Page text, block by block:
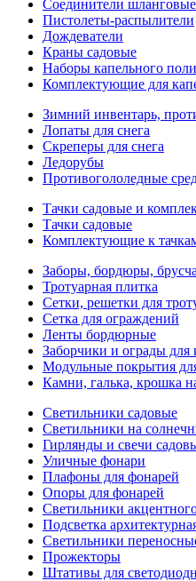
Соединители шланговые
Пистолеты-распылители
Дождеватели
Краны садовые
Наборы капельного
Комплектующие для
Зимний инвентарь,
Лопаты для снега
Скреперы для снега
Ледорубы
Противогололедные
Тачки садовые и
Тачки садовые
Комплектующие к
Заборы, бордюры,
Тротуарная плитка
Сетки, решетки для
Сетка для ограждений
Ленты бордюрные
Заборчики и ограды для
Модульные покрытия
Камни, галька, крошка
Светильники садовые
Светильники на
Гирлянды и свечи
Уличные фонари
Плафоны для фонарей
Опоры для фонарей
Светильники
Подсветка
Светильники
Прожекторы
Штативы для